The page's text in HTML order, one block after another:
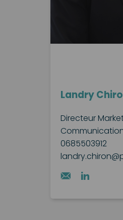
Landry
Directeur
0685503912